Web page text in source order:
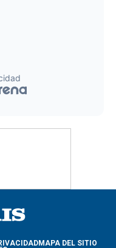
MAPA DEL SITIO